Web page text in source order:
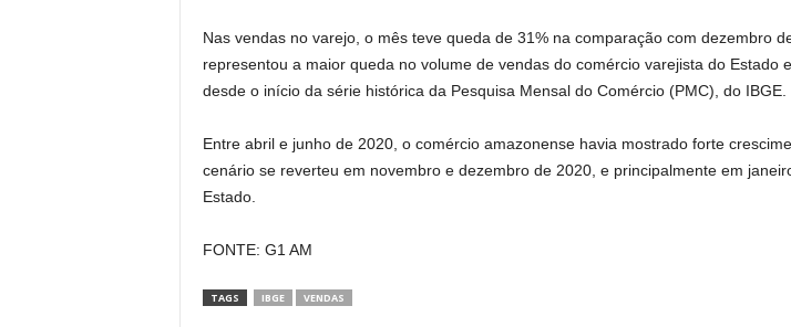
Nas vendas no varejo, o mês teve queda de 31% na comparação com dezembro
representou a maior queda no volume de vendas do comércio varejista do Estado
desde o início da série histórica da Pesquisa Mensal do Comércio (PMC), do IBGE.
Entre abril e junho de 2020, o comércio amazonense havia mostrado forte
cenário se reverteu em novembro e dezembro de 2020, e principalmente em
Estado.
FONTE: G1 AM
TAGS IBGE VENDAS